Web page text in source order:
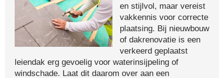
en stijlvol, maar vereist
vakkennis voor correcte
plaatsing. Bij nieuwbouw
of dakrenovatie is een
verkeerd geplaatst
leiendak erg gevoelig voor waterinsijpeling of
windschade. Laat dit daarom over aan een